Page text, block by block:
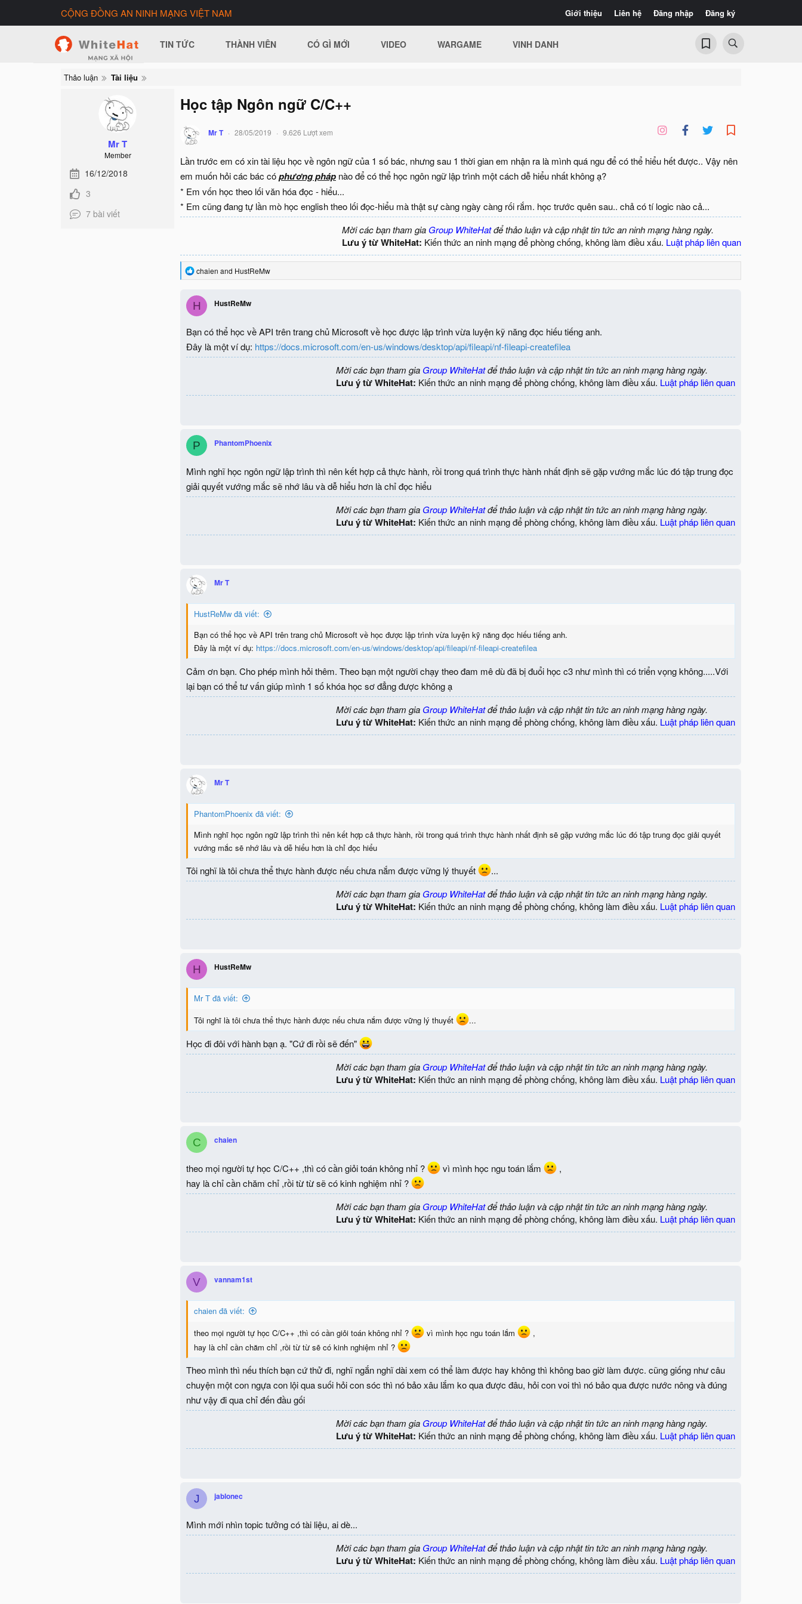
Giới thiệu Liên hệ Đăng nhập Đăng ký
CỘNG ĐỒNG AN NINH MẠNG VIỆT NAM
TIN TỨC THÀNH VIÊN CÓ GÌ MỚI VIDEO WARGAME VINH DANH
Thảo luận Tài liệu
Mr T
Member
16/12/2018
3
7 bài viết
Học tập Ngôn ngữ C/C++
Mr T 28/05/2019 9.626 Lượt xem
Lần trước em có xin tài liệu học về ngôn ngữ của 1 số bác, nhưng sau 1 thời gian em nhận ra là mình quá ngu để có thể hiểu hết được.. Vậy nên
em muốn hỏi các bác cóphương pháp nào để có thể học ngôn ngữ lập trình một cách dễ hiểu nhất không ạ?
* Em vốn học theo lối văn hóa đọc - hiểu...
* Em cũng đang tự lần mò học english theo lối đọc-hiểu mà thật sự càng ngày càng rối rắm. học trước quên sau.. chả có tí logic nào cả...
Mời các bạn tham gia Group WhiteHatđể thảo luận và cập nhật tin tức an ninh mạng hàng ngày.
Lưu ý từ WhiteHat: Kiến thức an ninh mạng để phòng chống, không làm điều xấu. Luật pháp liên quan
R
e
c
t
i
n
s
:
chaien and HustReMw
H HustReMw
Bạn có thể học về API trên trang chủ Microsoft về học được lập trình vừa luyện kỹ năng đọc hiếu tiếng anh.
Đây là một ví dụ: https://docs.microsoft.com/en-us/windows/desktop/api/fileapi/nf-fileapi-createfilea
Mời các bạn tham gia Group WhiteHatđể thảo luận và cập nhật tin tức an ninh mạng hàng ngày.
Lưu ý từ WhiteHat: Kiến thức an ninh mạng để phòng chống, không làm điều xấu. Luật pháp liên quan
P PhantomPhoenix
Mình nghĩ học ngôn ngữ lập trình thì nên kết hợp cả thực hành, rồi trong quá trình thực hành nhất định sẽ gặp vướng mắc lúc đó tập trung đọc
giải quyết vướng mắc sẽ nhớ lâu và dễ hiểu hơn là chỉ đọc hiểu
Mời các bạn tham gia Group WhiteHatđể thảo luận và cập nhật tin tức an ninh mạng hàng ngày.
Lưu ý từ WhiteHat: Kiến thức an ninh mạng để phòng chống, không làm điều xấu. Luật pháp liên quan
Mr T
HustReMw đã viết:
Bạn có thể học về API trên trang chủ Microsoft về học được lập trình vừa luyện kỹ năng đọc hiếu tiếng anh.
Đây là một ví dụ: https://docs.microsoft.com/en-us/windows/desktop/api/fileapi/nf-fileapi-createfilea
Cảm ơn bạn. Cho phép mình hỏi thêm. Theo bạn một người chạy theo đam mê dù đã bị đuổi học c3 như mình thì có triển vọng không.....Với
lại bạn có thể tư vấn giúp mình 1 số khóa học sơ đẳng được không ạ
Mời các bạn tham gia Group WhiteHatđể thảo luận và cập nhật tin tức an ninh mạng hàng ngày.
Lưu ý từ WhiteHat: Kiến thức an ninh mạng để phòng chống, không làm điều xấu. Luật pháp liên quan
Mr T
PhantomPhoenix đã viết:
Mình nghĩ học ngôn ngữ lập trình thì nên kết hợp cả thực hành, rồi trong quá trình thực hành nhất định sẽ gặp vướng mắc lúc đó tập trung đọc giải quyết
vướng mắc sẽ nhớ lâu và dễ hiểu hơn là chỉ đọc hiểu
Tôi nghĩ là tôi chưa thể thực hành được nếu chưa nắm được vững lý thuyết
...
Mời các bạn tham gia Group WhiteHatđể thảo luận và cập nhật tin tức an ninh mạng hàng ngày.
Lưu ý từ WhiteHat: Kiến thức an ninh mạng để phòng chống, không làm điều xấu. Luật pháp liên quan
H HustReMw
Mr T đã viết:
Tôi nghĩ là tôi chưa thể thực hành được nếu chưa nắm được vững lý thuyết
...
Học đi đôi với hành bạn ạ. "Cứ đi rồi sẽ đến"
Mời các bạn tham gia Group WhiteHatđể thảo luận và cập nhật tin tức an ninh mạng hàng ngày.
Lưu ý từ WhiteHat: Kiến thức an ninh mạng để phòng chống, không làm điều xấu. Luật pháp liên quan
C chaien
theo mọi người tự học C/C++ ,thì có cần giỏi toán không nhỉ ? vì mình học ngu toán lắm
,
hay là chỉ cần chăm chỉ ,rồi từ từ sẽ có kinh nghiệm nhỉ ?
Mời các bạn tham gia Group WhiteHatđể thảo luận và cập nhật tin tức an ninh mạng hàng ngày.
Lưu ý từ WhiteHat: Kiến thức an ninh mạng để phòng chống, không làm điều xấu. Luật pháp liên quan
V vannam1st
chaien đã viết:
theo mọi người tự học C/C++ ,thì có cần giỏi toán không nhỉ ?
vì mình học ngu toán lắm
,
hay là chỉ cần chăm chỉ ,rồi từ từ sẽ có kinh nghiệm nhỉ ?
Theo mình thì nếu thích bạn cứ thử đi, nghĩ ngắn nghĩ dài xem có thể làm được hay không thì không bao giờ làm được. cũng giống như câu
chuyện một con ngựa con lội qua suối hỏi con sóc thì nó bảo xâu lắm ko qua được đâu, hỏi con voi thì nó bảo qua được nước nông và đúng
như vậy đi qua chỉ đến đầu gối
Mời các bạn tham gia Group WhiteHatđể thảo luận và cập nhật tin tức an ninh mạng hàng ngày.
Lưu ý từ WhiteHat: Kiến thức an ninh mạng để phòng chống, không làm điều xấu. Luật pháp liên quan
J jablonec
Mình mới nhìn topic tưởng có tài liệu, ai dè...
Mời các bạn tham gia Group WhiteHatđể thảo luận và cập nhật tin tức an ninh mạng hàng ngày.
Lưu ý từ WhiteHat: Kiến thức an ninh mạng để phòng chống, không làm điều xấu. Luật pháp liên quan